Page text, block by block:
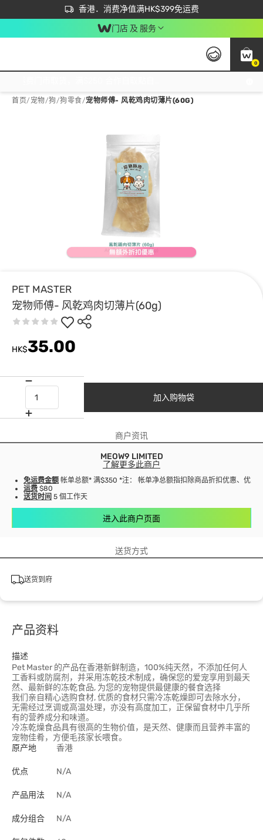
香港．消费净值满HK$399免运费
立即成为易赏钱会员尽享独家优惠
首次APP下单买满$450 输入 NEWAPP 即减$50
门店 及 服务
0
首页/ 宠物/狗/狗零食/宠物师傅- 风乾鸡肉切薄片(60G)
PET MASTER
宠物师傅- 风乾鸡肉切薄片(60g)
HK$35.00
加入购物袋
商户资讯
MEOW9 LIMITED
了解更多此商户
免运费金额 帐单总额* 满$350 *注： 帐单净总额指扣除商品折扣优惠、优惠
运费 $80
送货时间 5 個工作天
进入此商户页面
送货方式
送货到府
产品资料
描述
Pet Master 的产品在香港新鲜制造，100%纯天然，不添加任何人
工香料或防腐剂，并采用冻乾技术制成，确保您的爱宠享用到最天
然、最新鲜的冻乾食品, 为您的宠物提供最健康的餐食选择
我们亲自精心选购食材, 优质的食材只需冷冻乾燥即可去除水分，
无需经过烹调或高温处理，亦没有高度加工，正保留食材中几乎所
有的营养成分和味道。
冷冻乾燥食品具有很高的生物价值，是天然、健康而且营养丰富的
宠物佳肴，方便毛孩家长喂食。
原产地
香港
优点 N/A
产品用法 N/A
成分组合 N/A